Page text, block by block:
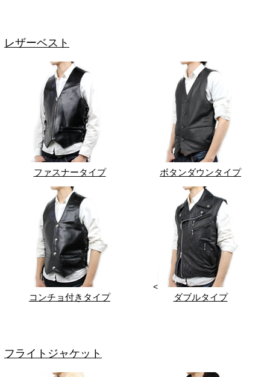
レザーベスト
ファスナータイプ ボタンダウンタイプ
コンチョ付きタイプ
<
ダブルタイプ
フライトジャケット